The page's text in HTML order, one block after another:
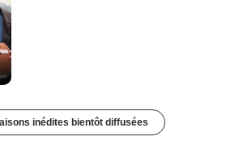
inédites bientôt diffusées